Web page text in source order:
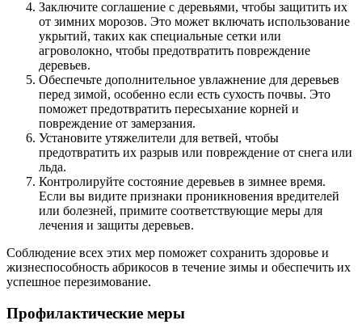
Заключите соглашение с деревьями, чтобы защитить их
от зимних морозов. Это может включать использование
укрытий, таких как специальные сетки или
агроволокно, чтобы предотвратить повреждение
деревьев.
Обеспечьте дополнительное увлажнение для деревьев
перед зимой, особенно если есть сухость почвы. Это
поможет предотвратить пересыхание корней и
повреждение от замерзания.
Установите утяжелители для ветвей, чтобы
предотвратить их разрыв или повреждение от снега или
льда.
Контролируйте состояние деревьев в зимнее время.
Если вы видите признаки проникновения вредителей
или болезней, примите соответствующие меры для
лечения и защиты деревьев.
Соблюдение всех этих мер поможет сохранить здоровье и
жизнеспособность абрикосов в течение зимы и обеспечить их
успешное перезимование.
Профилактические меры